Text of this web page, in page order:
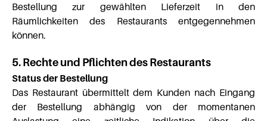
Bestellung zur gewählten Lieferzeit in den
Räumlichkeiten des Restaurants entgegennehmen
können.
5. Rechte und Pflichten des Restaurants
Status der Bestellung
Das Restaurant übermittelt dem Kunden nach Eingang
der Bestellung abhängig von der momentanen